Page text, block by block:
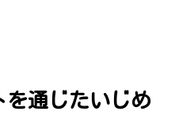
を通じたいじめ